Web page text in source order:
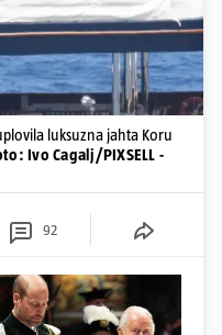
luksuzna jahta Koru
Ivo Cagalj/PIXSELL -
92